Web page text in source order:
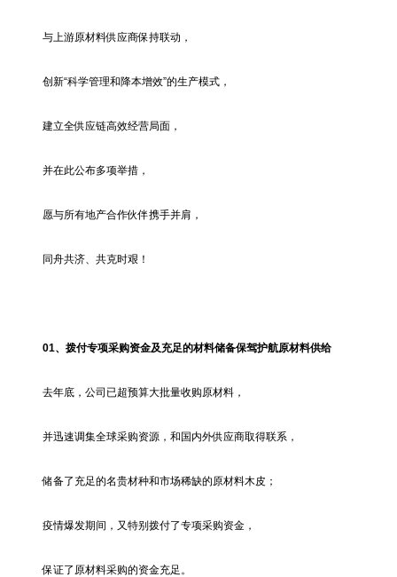
与上游原材料供应商保持联动，
创新“科学管理和降本增效”的生产模式，
建立全供应链高效经营局面，
并在此公布多项举措，
愿与所有地产合作伙伴携手并肩，
同舟共济、共克时艰！
01、 拨付专项采购资金及充足的材料储备保驾护航原材料供给
去年底，公司已超预算大批量收购原材料，
并迅速调集全球采购资源，和国内外供应商取得联系，
储备了充足的名贵材种和市场稀缺的原材料木皮；
疫情爆发期间，又特别拨付了专项采购资金，
保证了原材料采购的资金充足。